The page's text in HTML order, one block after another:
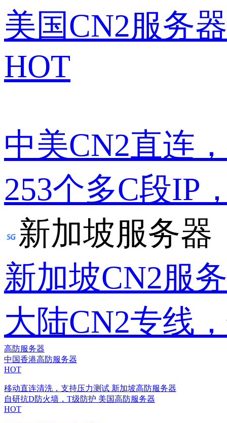
美国CN2服务器
HOT
中美CN2直连
253个多C段IP
新加坡服务器
新加坡CN2服
大陆CN2专线
高防服务器
中国香港高防服务器
HOT
移动直连清洗，支持压力测试 新加坡高防服务器
自研抗D防火墙，T级防护 美国高防服务器
HOT